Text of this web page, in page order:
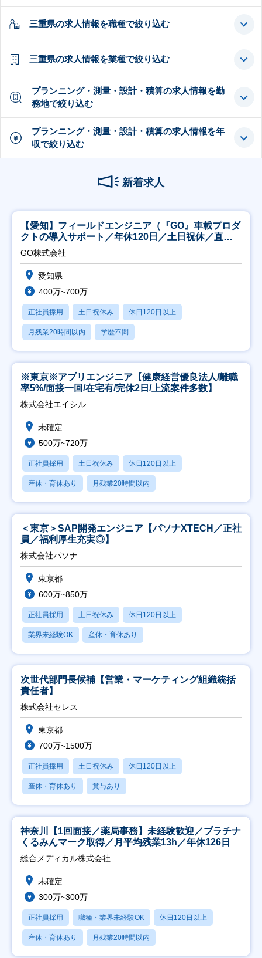
三重県の求人情報を職種で絞り込む
三重県の求人情報を業種で絞り込む
プランニング・測量・設計・積算の求人情報を勤
務地で絞り込む
プランニング・測量・設計・積算の求人情報を年
収で絞り込む
新着求人
【愛知】フィールドエンジニア（『GO』車載プロダ
クトの導入サポート／年休120日／土日祝休／直行
直帰
GO株式会社
愛知県
400万~700万
正社員採用 土日祝休み 休日120日以上
月残業20時間以内 学歴不問
※東京※アプリエンジニア【健康経営優良法人/離職
率5%/面接一回/在宅有/完休2日/上流案件多数】
株式会社エイシル
未確定
500万~720万
正社員採用 土日祝休み 休日120日以上
産休・育休あり 月残業20時間以内
＜東京＞SAP開発エンジニア【パソナXTECH／正社
員／福利厚生充実◎】
株式会社パソナ
東京都
600万~850万
正社員採用 土日祝休み 休日120日以上
業界未経験OK 産休・育休あり
次世代部門長候補【営業・マーケティング組織統括
責任者】
株式会社セレス
東京都
700万~1500万
正社員採用 土日祝休み 休日120日以上
産休・育休あり 賞与あり
神奈川【1回面接／薬局事務】未経験歓迎／プラチナ
くるみんマーク取得／月平均残業13h／年休126日
総合メディカル株式会社
未確定
300万~300万
正社員採用 職種・業界未経験OK 休日120日以上
産休・育休あり 月残業20時間以内